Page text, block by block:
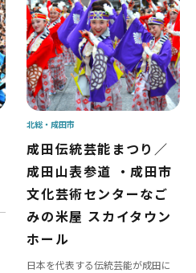
成田伝統芸能まつり／
成田山表参道 ・成田市
文化芸術センターなご
みの米屋 スカイタウン
ホール
日本を代表する伝統芸能が成田に
北総 成田市